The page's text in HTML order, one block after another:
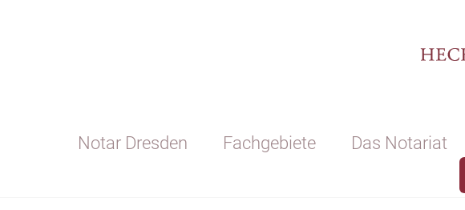
Notar Dresden Fachgebiete Das Notariat